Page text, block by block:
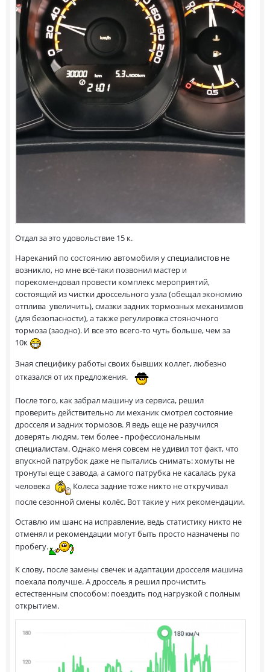
Отдал за это удовольствие 15 к.
Нареканий по состоянию автомобиля у специалистов не
возникло, но мне всё-таки позвонил мастер и
порекомендовал провести комплекс мероприятий,
состоящий из чистки дроссельного узла (обещал экономию
отплива увеличить), смазки задних тормозных механизмов
(для безопасности), а также регулировка стояночного
тормоза (заодно). И все это всего-то чуть больше, чем за
10к
Зная специфику работы своих бывших коллег, любезно
отказался от их предложения.
После того, как забрал машину из сервиса, решил
проверить действительно ли механик смотрел состояние
дросселя и задних тормозов. Я ведь еще не разучился
доверять людям, тем более - профессиональным
специалистам. Однако меня совсем не удивил тот факт, что
впускной патрубок даже не пытались снимать: хомуты не
тронуты еще с завода, а самого патрубка не касалась рука
человека
Колеса задние тоже никто не откручивал
после сезонной смены колёс. Вот такие у них рекомендации.
Оставлю им шанс на исправление, ведь статистику никто не
отменял и рекомендации могут быть просто назначены по
пробегу.
К слову, после замены свечек и адаптации дросселя машина
поехала получше. А дроссель я решил прочистить
естественным способом: поездить под нагрузкой с полным
открытием.